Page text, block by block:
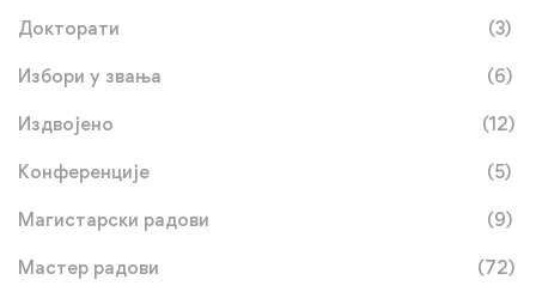
Докторати (3)
Избори у звања (6)
Издвојено (12)
Конференције (5)
Магистарски радови (9)
Мастер радови (72)